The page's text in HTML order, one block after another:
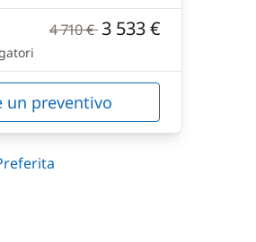
4 710 € 3 533 €
un preventivo